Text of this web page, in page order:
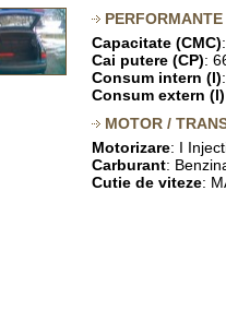
PERFORMANTE
Capacitate (CMC)
Cai putere (CP):
Consum intern (l)
Consum extern (l)
MOTOR /
Motorizare: I
Carburant:
Cutie de viteze: